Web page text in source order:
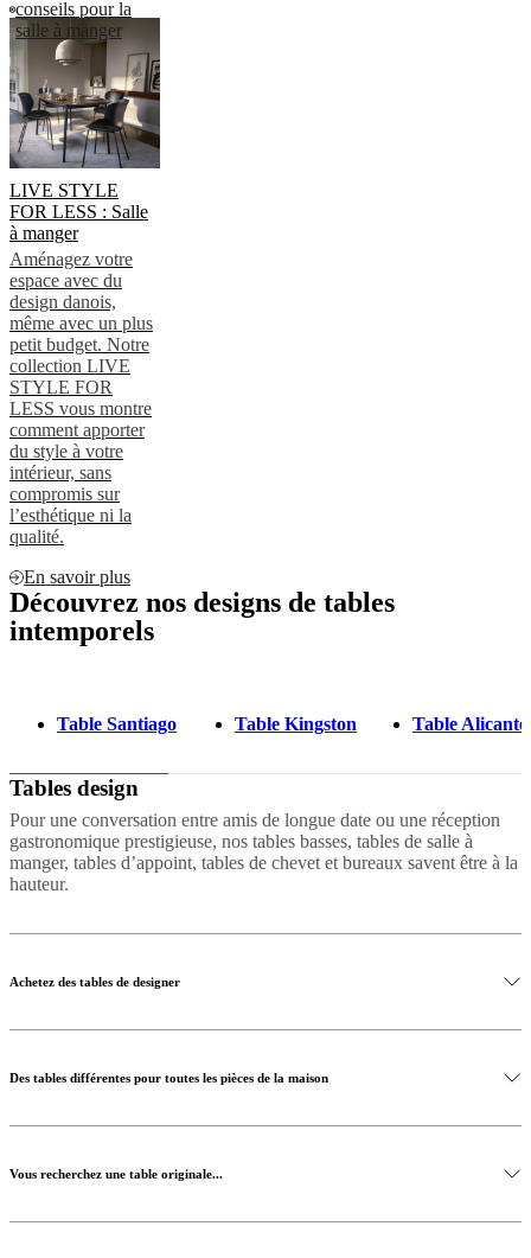
conseils pour la
salle à manger
LIVE STYLE
FOR LESS : Salle
à manger
Aménagez votre
espace avec du
design danois,
même avec un plus
petit budget. Notre
collection LIVE
STYLE FOR
LESS vous montre
comment apporter
du style à votre
intérieur, sans
compromis sur
l’esthétique ni la
qualité.
En savoir plus
Découvrez nos designs de tables
intemporels
Table Santiago Table Kingston Table Alicante
Tables design
Pour une conversation entre amis de longue date ou une réception
gastronomique prestigieuse, nos tables basses, tables de salle à
manger, tables d’appoint, tables de chevet et bureaux savent être à la
hauteur.
Achetez des tables de designer
Des tables différentes pour toutes les pièces de la maison
Vous recherchez une table originale...